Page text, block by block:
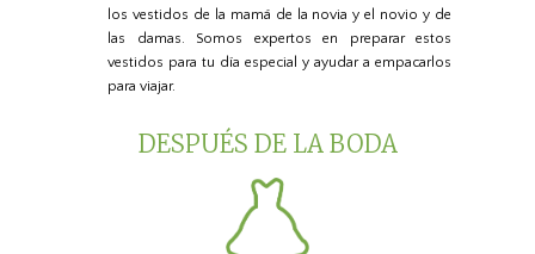
los vestidos de la mamá de la novia y el novio y de
las damas. Somos expertos en preparar estos
vestidos para tu día especial y ayudar a empacarlos
para viajar.
DESPUÉS DE LA BODA